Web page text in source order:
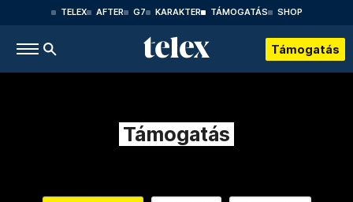
TELEX AFTER G7 KARAKTER TÁMOGATÁS SHOP
Támogatás
Támogatás